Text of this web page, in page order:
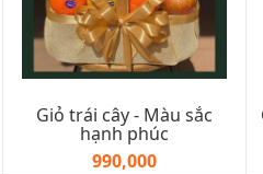
Giỏ trái cây - Màu sắc
hạnh phúc
990,000